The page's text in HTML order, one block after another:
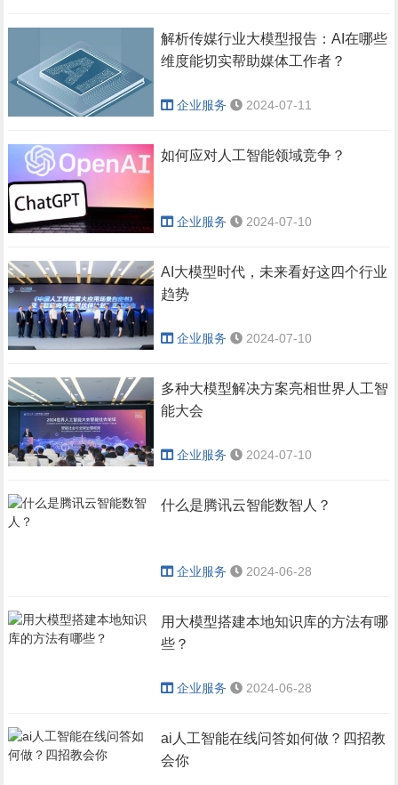
解析传媒行业大模型报告：AI在哪些
维度能切实帮助媒体工作者？
企业服务 2024-07-11
如何应对人工智能领域竞争？
企业服务 2024-07-10
AI大模型时代，未来看好这四个行业
趋势
企业服务 2024-07-10
多种大模型解决方案亮相世界人工智
能大会
企业服务 2024-07-10
什么是腾讯云智能数智人？
企业服务 2024-06-28
用大模型搭建本地知识库的方法有哪
些？
企业服务 2024-06-28
ai人工智能在线问答如何做？四招教
会你